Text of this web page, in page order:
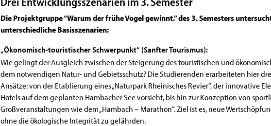
Die Projektgruppe “Warum der frühe Vogel gewinnt.” des 3. Semesters
unterschiedliche Basisszenarien:
„Ökonomisch-touristischer Schwerpunkt“ (Sanfter Tourismus):
Wie gelingt der Ausgleich zwischen der Steigerung des touristischen und
dem notwendigen Natur- und Gebietsschutz? Die Studierenden erarbeiteten hier
Ansätze: von der Etablierung eines „Naturpark Rheinisches Revier“, der innovative
Hotels auf dem geplanten Hambacher See vorsieht, bis hin zur Konzeption von
Großveranstaltungen wie dem „Hambach – Marathon“. Ziel ist es, neue
ohne die ökologische Integrität zu gefährden.